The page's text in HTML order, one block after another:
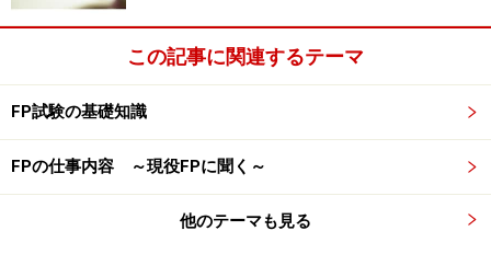
定利付債券を、額面100円当たり99円で購入した場合の
単利最終利回りは、（ ）である。なお、答は表
1) 1.82％
2) 2.20％
この記事に関連するテーマ
FP試験の基礎知識
FPの仕事内容 ～現役FPに聞く～
他のテーマも見る